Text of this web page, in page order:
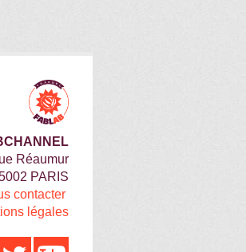
Réaumur
PARIS
contacter
légales